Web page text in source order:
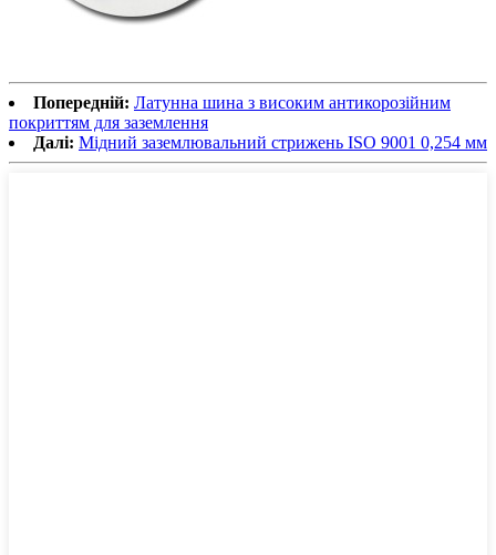
Попередній: Латунна шина з високим антикорозійним
покриттям для заземлення
Далі: Мідний заземлювальний стрижень ISO 9001 0,254 мм